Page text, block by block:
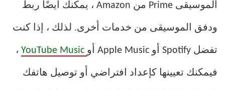
الموسيقى Prime من Amazon ، يمكنك أيضًا ربط
ودفق الموسيقى من خدمات أخرى. لذلك ، إذا كنت
تفضل Spotify أو Apple Music أو ،
فيمكنك تعيينها كإعداد افتراضي أو توصيل هاتفك